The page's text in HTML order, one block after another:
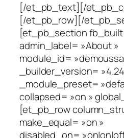
[/et_pb_text][/
[/et_pb_row][/
[et_pb_section
admin_label= »About »
module_id=
_builder_version=
_module_preset=
collapsed= »on »
[et_pb_row
make_equal= »on »
disabled_on=